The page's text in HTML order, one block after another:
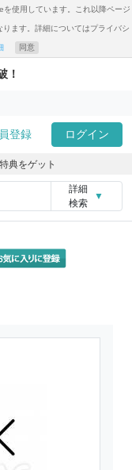
使用しています。これ以降ページ
ます。詳細についてはプライバシ
同意
！
登録 ログイン
典をゲット
詳細
検索
▼